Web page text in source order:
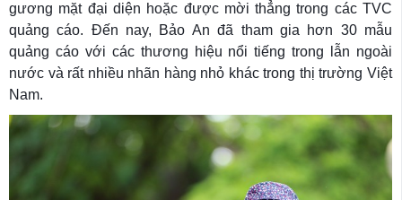
gương mặt đại diện hoặc được mời thẳng trong các TVC
quảng cáo. Đến nay, Bảo An đã tham gia hơn 30 mẫu
quảng cáo với các thương hiệu nổi tiếng trong lẫn ngoài
nước và rất nhiều nhãn hàng nhỏ khác trong thị trường Việt
Nam.